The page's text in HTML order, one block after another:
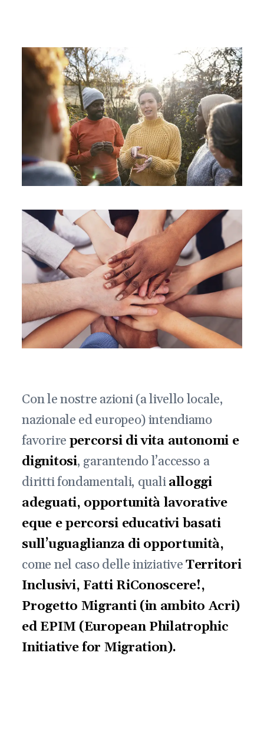
Con le nostre azioni (a livello locale,
nazionale ed europeo) intendiamo
favorire percorsi di vita autonomi e
dignitosi, garantendo l’accesso a
diritti fondamentali, qualialloggi
adeguati, opportunità lavorative
eque e percorsi educativi basati
sull’uguaglianza di opportunità,
come nel caso delle iniziativeTerritori
Inclusivi, Fatti RiConoscere!,
Progetto Migranti(in ambito Acri)
ed EPIM (European Philatrophic
Initiative for Migration).